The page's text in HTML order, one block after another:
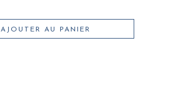
AJOUTER AU PANIER